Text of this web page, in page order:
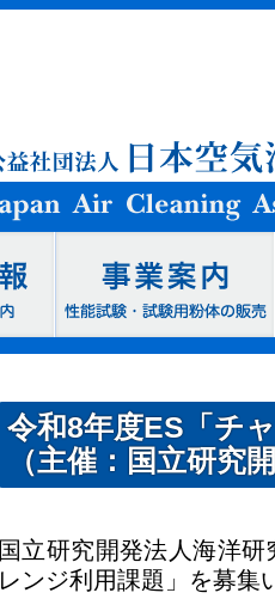
令和8年度ES「チ
（主催：国立研究
国立研究開発法人海洋
レンジ利用課題」を募集